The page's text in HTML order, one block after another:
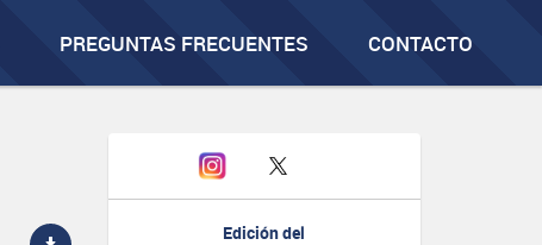
PREGUNTAS FRECUENTES CONTACTO
Edición del